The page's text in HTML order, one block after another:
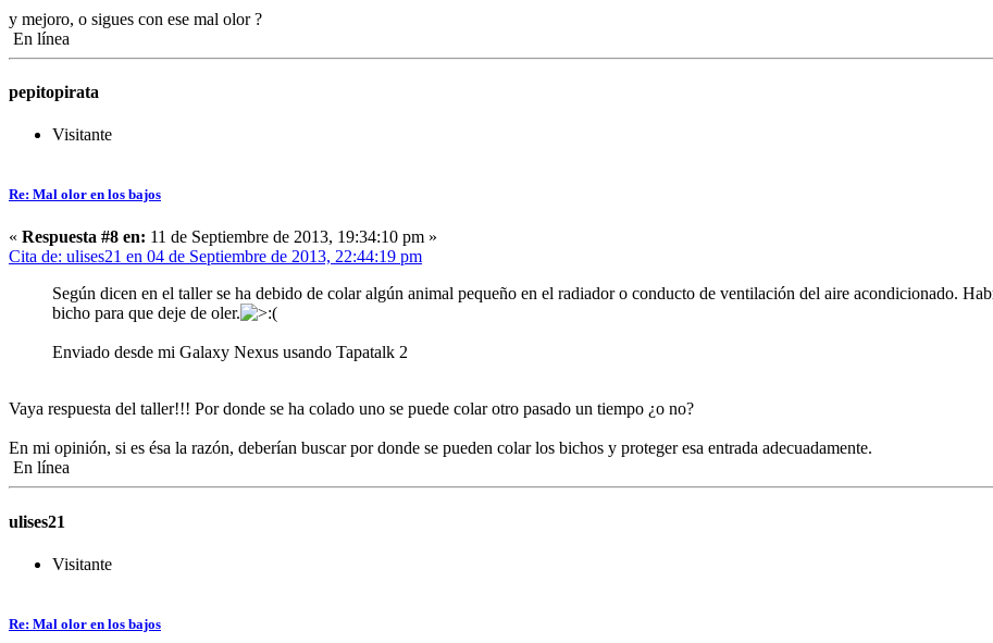
y mejoro, o sigues con ese mal olor ?
En línea
pepitopirata
Visitante
Re: Mal olor en los bajos
« Respuesta #8 en: 11 de Septiembre de 2013, 19:34:10 pm »
Cita de: ulises21 en 04 de Septiembre de 2013, 22:44:19 pm
Según dicen en el taller se ha debido de colar algún animal pequeño en el radiador o conducto de ventilación del aire acondicionado.
bicho para que deje de oler.
Enviado desde mi Galaxy Nexus usando Tapatalk 2
Vaya respuesta del taller!!! Por donde se ha colado uno se puede colar otro pasado un tiempo ¿o no?
En mi opinión, si es ésa la razón, deberían buscar por donde se pueden colar los bichos y proteger esa entrada adecuadamente.
En línea
ulises21
Visitante
Re: Mal olor en los bajos